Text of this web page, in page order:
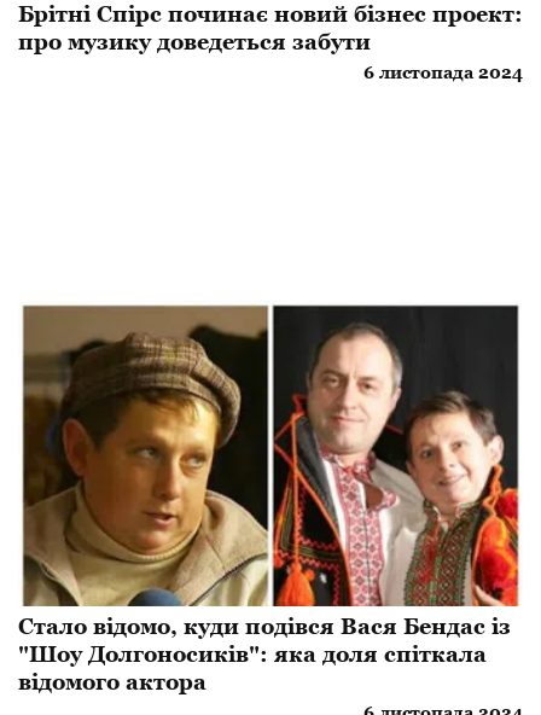
Брітні Спірс починає новий бізнес проект:
про музику доведеться забути
6 листопада 2024
Стало відомо, куди подівся Вася Бендас із
"Шоу Долгоносиків": яка доля спіткала
відомого актора